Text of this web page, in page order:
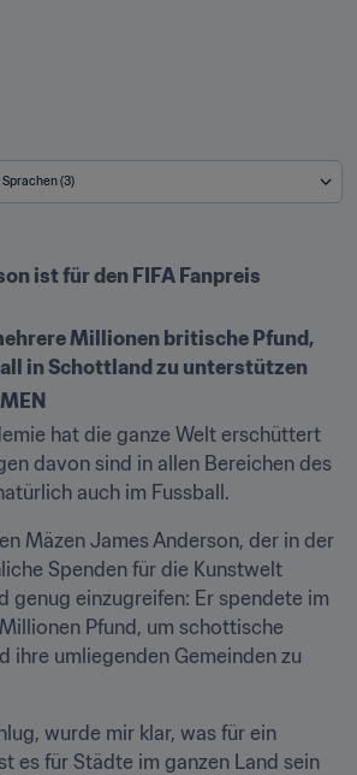
(3)
ist für den FIFA Fanpreis
Millionen britische Pfund,
in Schottland zu unterstützen
hat die ganze Welt erschüttert
davon sind in allen Bereichen des
auch im Fussball.
Mäzen James Anderson, der in der
Spenden für die Kunstwelt
genug einzugreifen: Er spendete im
Pfund, um schottische
ihre umliegenden Gemeinden zu
wurde mir klar, was für ein
es für Städte im ganzen Land sein